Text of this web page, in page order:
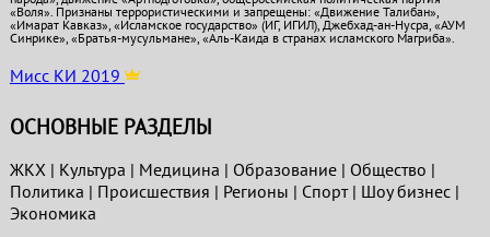
«Воля». Признаны террористическими и запрещены: «Движение Талибан»,
«Имарат Кавказ», «Исламское государство» (ИГ, ИГИЛ), Джебхад-ан-Нусра, «АУМ
Синрике», «Братья-мусульмане», «Аль-Каида в странах исламского Магриба».
Мисс КИ 2019
ОСНОВНЫЕ РАЗДЕЛЫ
ЖКХ| Культура | Медицина | Образование| Общество |
Политика | Проиcшествия | Регионы | Спорт| Шоу бизнес|
Экономика